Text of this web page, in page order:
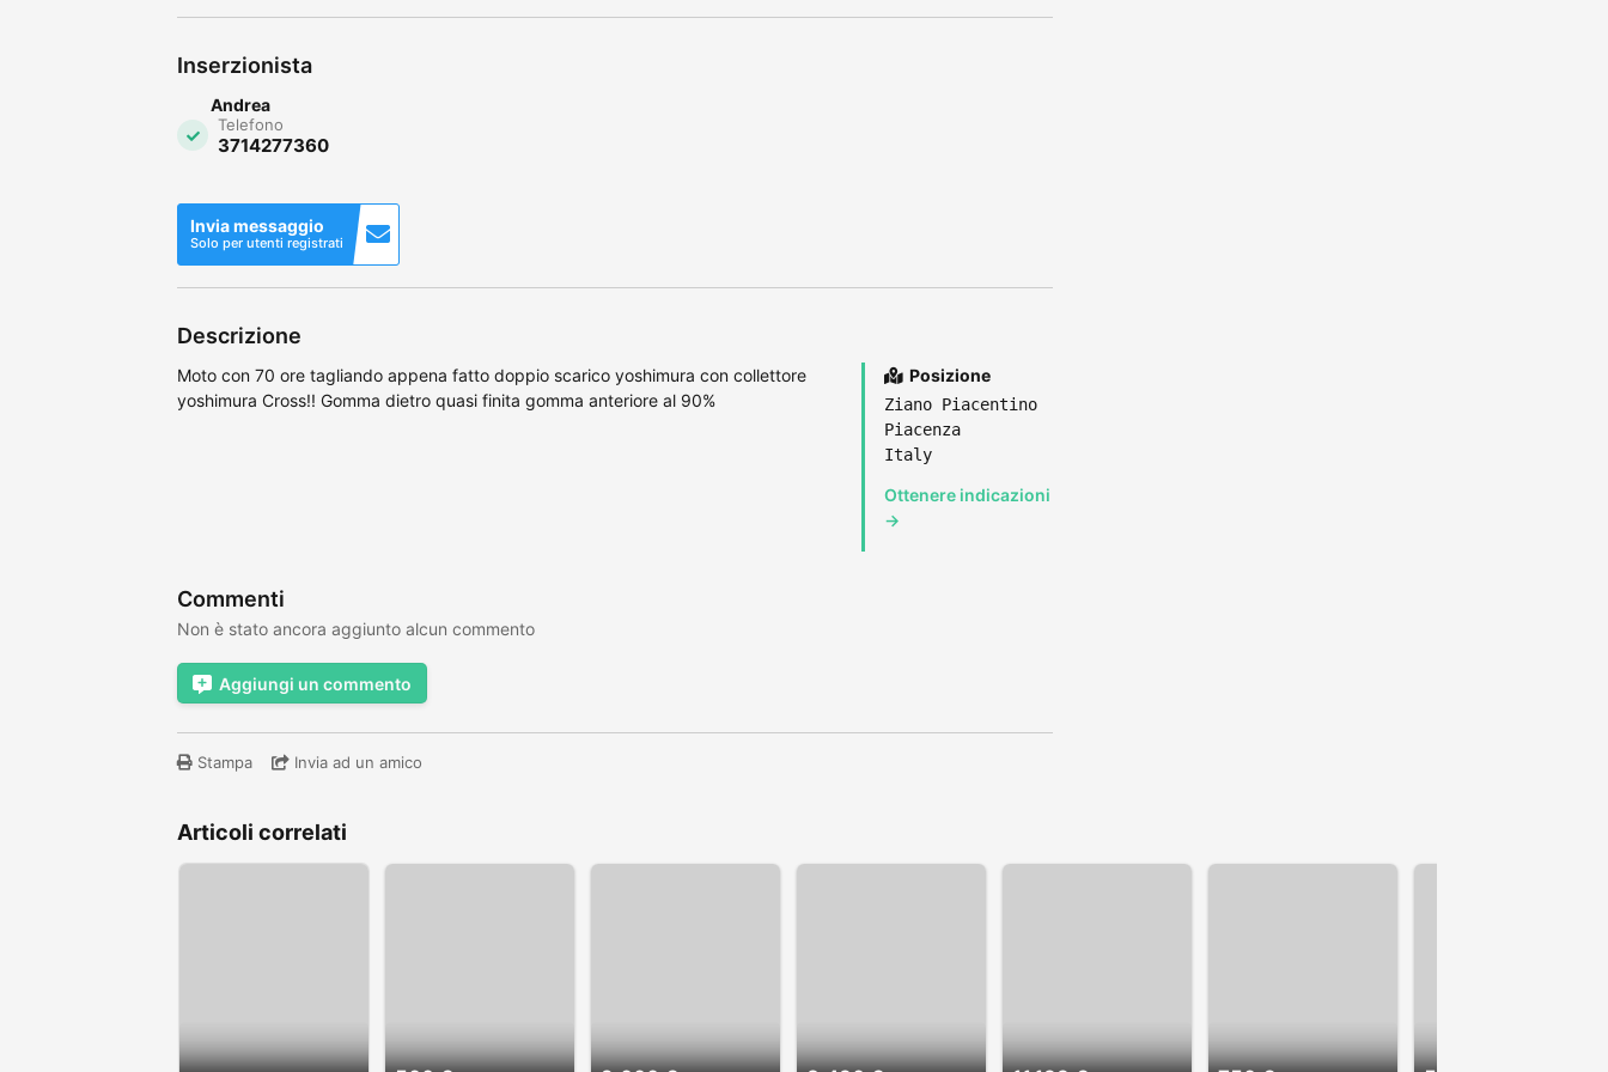
Inserzionista
Andrea
Telefono
3714277360
Invia messaggio
Solo per utenti registrati
Descrizione
Moto con 70 ore tagliando appena fatto doppio scarico yoshimura con collettore
yoshimura Cross!! Gomma dietro quasi finita gomma anteriore al 90%
Posizione
Ziano Piacentino
Piacenza
Italy
Ottenere indicazioni
→
Commenti
Non è stato ancora aggiunto alcun commento
Aggiungi un commento
Stampa Invia ad un amico
Articoli correlati